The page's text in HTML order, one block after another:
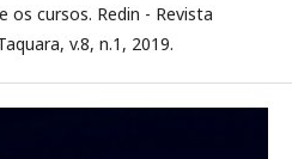
os cursos. Redin - Revista
v.8, n.1, 2019.